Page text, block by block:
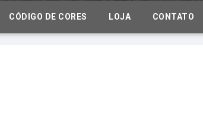
CÓDIGO DE CORES LOJA CONTATO